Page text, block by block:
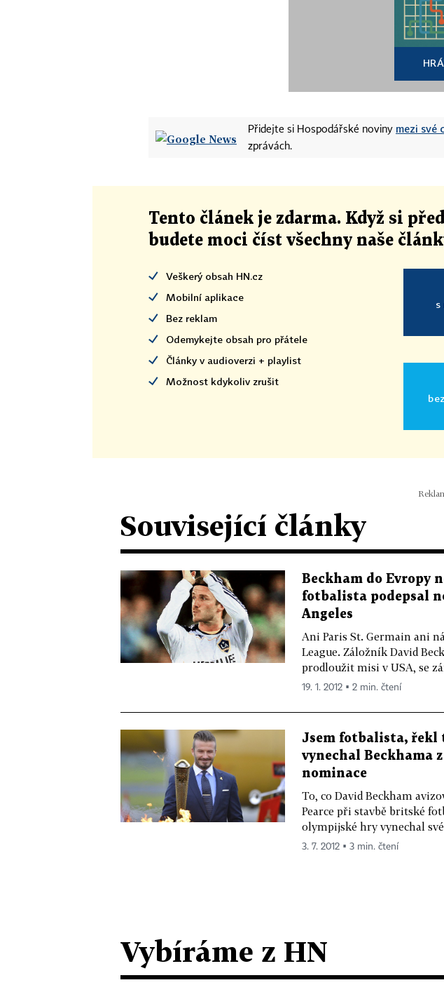
Přidejte si Hospodářské noviny mezi své
zprávách.
Tento článek je zdarma. Když si
budete moci číst všechny naše
Veškerý obsah HN.cz
Mobilní aplikace
Bez reklam
Odemykejte obsah pro přátele
Články v audioverzi + playlist
Možnost kdykoliv zrušit
Související články
Beckham do Evropy
fotbalista podepsal
Angeles
Ani Paris St. Germain ani
League. Záložník David
prodloužit misi v USA, se
19. 1. 2012 ▪ 2 min. čtení
Jsem fotbalista, řekl
vynechal Beckhama
nominace
To, co David Beckham
Pearce při stavbě britské
olympijské hry vynechal
3. 7. 2012 ▪ 3 min. čtení
Vybíráme z HN